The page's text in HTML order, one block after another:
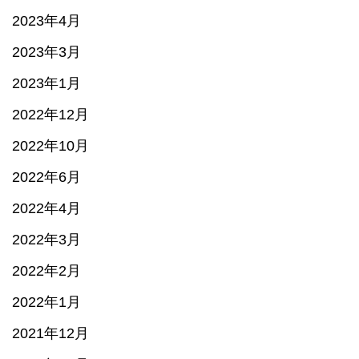
2023年4月
2023年3月
2023年1月
2022年12月
2022年10月
2022年6月
2022年4月
2022年3月
2022年2月
2022年1月
2021年12月